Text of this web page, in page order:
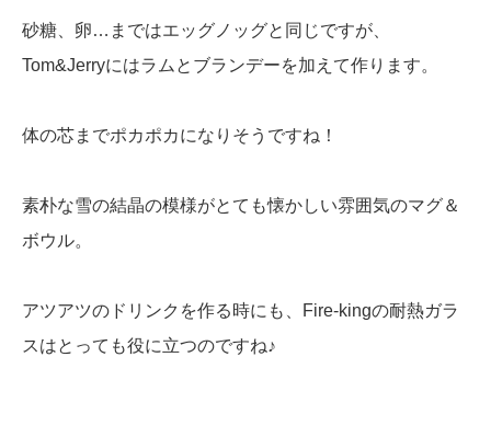
砂糖、卵…まではエッグノッグと同じですが、
Tom&Jerryにはラムとブランデーを加えて作ります。
体の芯までポカポカになりそうですね！
素朴な雪の結晶の模様がとても懐かしい雰囲気のマグ＆
ボウル。
アツアツのドリンクを作る時にも、Fire-kingの耐熱ガラ
スはとっても役に立つのですね♪